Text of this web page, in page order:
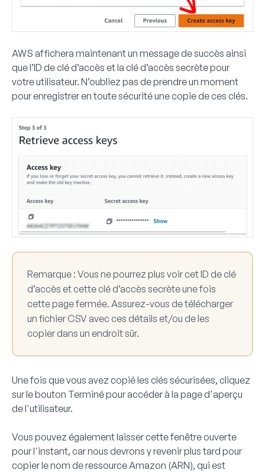
AWS affichera maintenant un message de succès ainsi
que l’ID de clé d’accès et la clé d’accès secrète pour
votre utilisateur. N’oubliez pas de prendre un moment
pour enregistrer en toute sécurité une copie de ces clés.
Remarque : Vous ne pourrez plus voir cetID de clé
d’accès et cetteclé d’accès secrèteune fois
cette page fermée. Assurez-vous de télécharger
un fichier CSV avec ces détails et/ou de les
copier dans un endroit sûr.
Une fois que vous avez copié les clés sécurisées, cliquez
sur le bouton Terminépour accéder à la page d'aperçu
de l'utilisateur.
Vous pouvez également laisser cette fenêtre ouverte
pour l'instant, car nous devrons y revenir plus tard pour
copier le nom de ressource Amazon (ARN), qui est